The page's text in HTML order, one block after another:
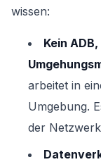
wissen:
Kein
arbeitet in
Umgebung.
der